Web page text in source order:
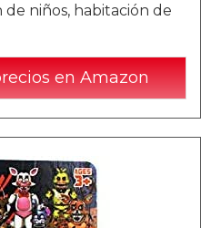
niños, habitación de
en Amazon